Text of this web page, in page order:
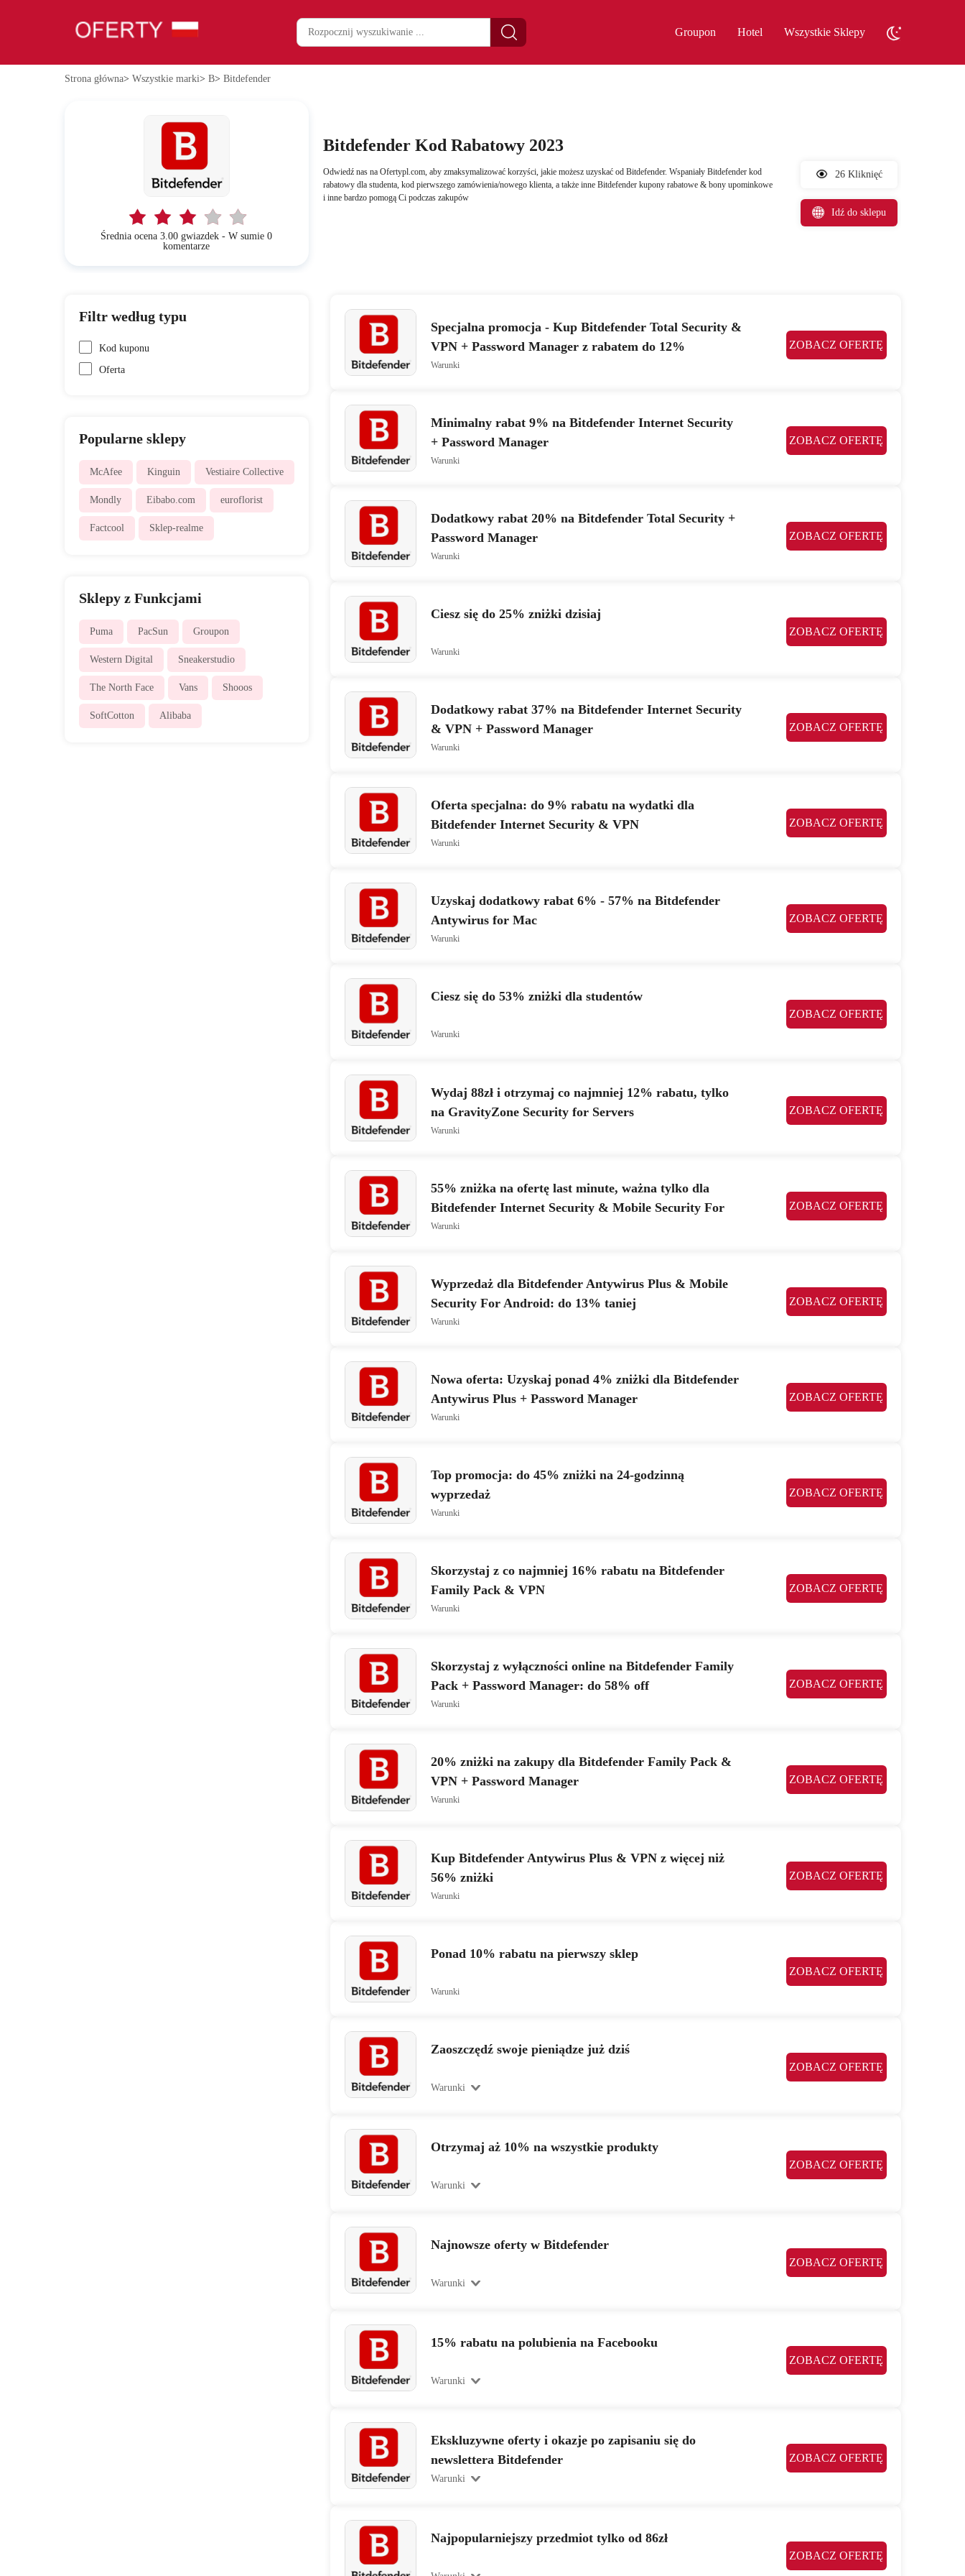
Groupon Hotel Wszystkie Sklepy
Strona główna> Wszystkie marki> B> Bitdefender
Średnia ocena 3.00 gwiazdek - W sumie 0
komentarze
Bitdefender Kod Rabatowy 2023
Odwiedź nas na Ofertypl.com, aby zmaksymalizować korzyści, jakie możesz uzyskać od Bitdefender. Wspaniały Bitdefender kod
rabatowy dla studenta, kod pierwszego zamówienia/nowego klienta, a także inne Bitdefender kupony rabatowe & bony upominkowe
i inne bardzo pomogą Ci podczas zakupów
26 Kliknięć
Idź do sklepu
Filtr według typu
Kod kuponu
Oferta
Popularne sklepy
McAfee Kinguin Vestiaire Collective
Mondly Eibabo.com euroflorist
Factcool Sklep-realme
Sklepy z Funkcjami
Puma PacSun Groupon
Western Digital Sneakerstudio
The North Face Vans Shooos
SoftCotton Alibaba
Specjalna promocja - Kup Bitdefender Total Security &
VPN + Password Manager z rabatem do 12%
ZOBACZ OFERTĘ
Warunki
Minimalny rabat 9% na Bitdefender Internet Security
+ Password Manager
ZOBACZ OFERTĘ
Warunki
Dodatkowy rabat 20% na Bitdefender Total Security +
Password Manager
ZOBACZ OFERTĘ
Warunki
Ciesz się do 25% zniżki dzisiaj
ZOBACZ OFERTĘ
Warunki
Dodatkowy rabat 37% na Bitdefender Internet Security
& VPN + Password Manager
ZOBACZ OFERTĘ
Warunki
Oferta specjalna: do 9% rabatu na wydatki dla
Bitdefender Internet Security & VPN
ZOBACZ OFERTĘ
Warunki
Uzyskaj dodatkowy rabat 6% - 57% na Bitdefender
Antywirus for Mac
ZOBACZ OFERTĘ
Warunki
Ciesz się do 53% zniżki dla studentów
ZOBACZ OFERTĘ
Warunki
Wydaj 88zł i otrzymaj co najmniej 12% rabatu, tylko
na GravityZone Security for Servers
ZOBACZ OFERTĘ
Warunki
55% zniżka na ofertę last minute, ważna tylko dla
Bitdefender Internet Security & Mobile Security For
Android
ZOBACZ OFERTĘ
Warunki
Wyprzedaż dla Bitdefender Antywirus Plus & Mobile
Security For Android: do 13% taniej
ZOBACZ OFERTĘ
Warunki
Nowa oferta: Uzyskaj ponad 4% zniżki dla Bitdefender
Antywirus Plus + Password Manager
ZOBACZ OFERTĘ
Warunki
Top promocja: do 45% zniżki na 24-godzinną
wyprzedaż
ZOBACZ OFERTĘ
Warunki
Skorzystaj z co najmniej 16% rabatu na Bitdefender
Family Pack & VPN
ZOBACZ OFERTĘ
Warunki
Skorzystaj z wyłączności online na Bitdefender Family
Pack + Password Manager: do 58% off
ZOBACZ OFERTĘ
Warunki
20% zniżki na zakupy dla Bitdefender Family Pack &
VPN + Password Manager
ZOBACZ OFERTĘ
Warunki
Kup Bitdefender Antywirus Plus & VPN z więcej niż
56% zniżki
ZOBACZ OFERTĘ
Warunki
Ponad 10% rabatu na pierwszy sklep
ZOBACZ OFERTĘ
Warunki
Zaoszczędź swoje pieniądze już dziś
ZOBACZ OFERTĘ
Warunki
Otrzymaj aż 10% na wszystkie produkty
ZOBACZ OFERTĘ
Warunki
Najnowsze oferty w Bitdefender
ZOBACZ OFERTĘ
Warunki
15% rabatu na polubienia na Facebooku
ZOBACZ OFERTĘ
Warunki
Ekskluzywne oferty i okazje po zapisaniu się do
newslettera Bitdefender
ZOBACZ OFERTĘ
Warunki
Najpopularniejszy przedmiot tylko od 86zł
ZOBACZ OFERTĘ